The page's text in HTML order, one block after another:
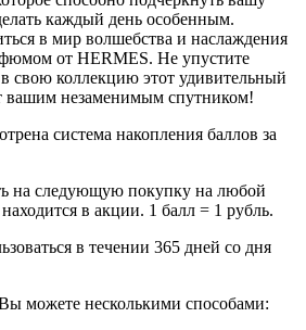
каждый день особенным.
в мир волшебства и наслаждения
от HERMES. Не упустите
свою коллекцию этот удивительный
вашим незаменимым спутником!
система накопления баллов за
на следующую покупку на любой
в акции. 1 балл = 1 рубль.
в течении 365 дней со дня
можете несколькими способами: